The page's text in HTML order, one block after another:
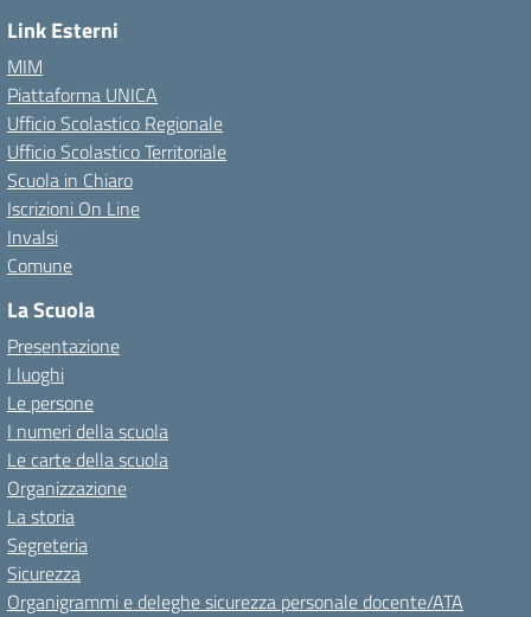
Link Esterni
MIM
Piattaforma UNICA
Ufficio Scolastico Regionale
Ufficio Scolastico Territoriale
Scuola in Chiaro
Iscrizioni On Line
Invalsi
Comune
La Scuola
Presentazione
I luoghi
Le persone
I numeri della scuola
Le carte della scuola
Organizzazione
La storia
Segreteria
Sicurezza
Organigrammi e deleghe sicurezza personale docente/ATA